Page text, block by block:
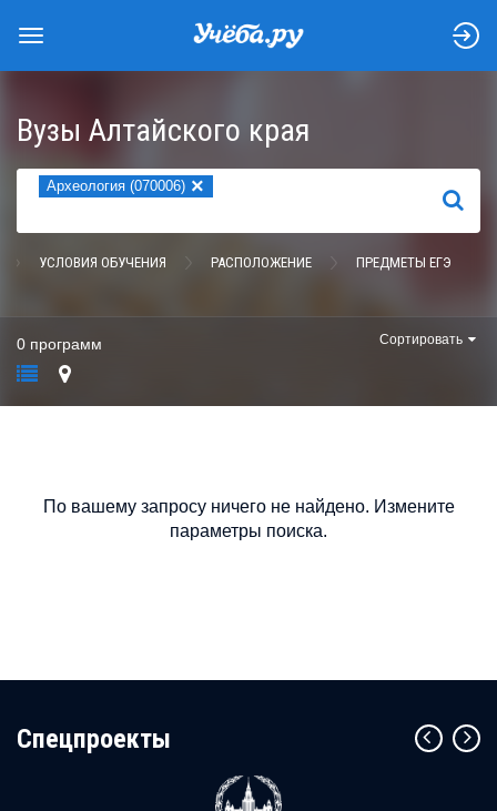
Вузы Алтайского края
Археология (070006) ×
НАЙТИ
УСЛОВИЯ ОБУЧЕНИЯ РАСПОЛОЖЕНИЕ ПРЕДМЕТЫ ЕГЭ
0 программ Сортировать
По вашему запросу ничего не найдено. Измените
параметры поиска.
Cпецпроекты